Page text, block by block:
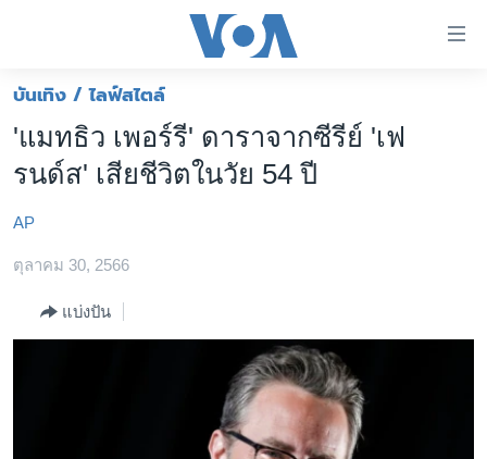
ต่อ
ข้าม
เนื้อหา
ข้าม
ไป
ข้าม
โลก
เอเชีย
สหรัฐฯ
ไทย
ธุรกิจ
บันเทิง / ไลฟ์สไตล์
'แมทธิว เพอร์รี' ดาราจากซีรีย์ 'เฟ
รนด์ส' เสียชีวิตในวัย 54 ปี
AP
ตุลาคม 30, 2566
แบ่งปัน